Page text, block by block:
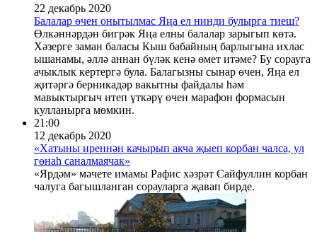
22 декабрь 2020
Балалар өчен онытылмас Яңа ел нинди булырга тиеш?
Өлкәннәрдән бигрәк Яңа елны балалар зарыгып көтә.
Хәзерге заман баласы Кыш бабайның барлыгына ихлас
ышанамы, әллә аннан бүләк кенә өмет итәме? Бу сорауга
ачыклык кертергә була. Балагызны сынар өчен, Яңа ел
җитәргә берникадәр вакытны файдалы һәм
мавыктыргыч итеп үткәрү өчен марафон формасын
кулланырга мөмкин.
21:00
12 декабрь 2020
«Хатыны иреннән качырып акча җыеп корбан чалса, ул
гөнаһ саналмаячак»
«Ярдәм» мәчете имамы Рафис хәзрәт Сайфуллин корбан
чалуга багышланган сорауларга җавап бирде.